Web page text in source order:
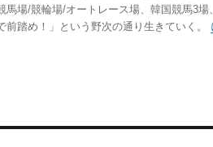
馬場/競輪場/オートレース場、韓国競馬3
前踏め！」という野次の通り生きていく。